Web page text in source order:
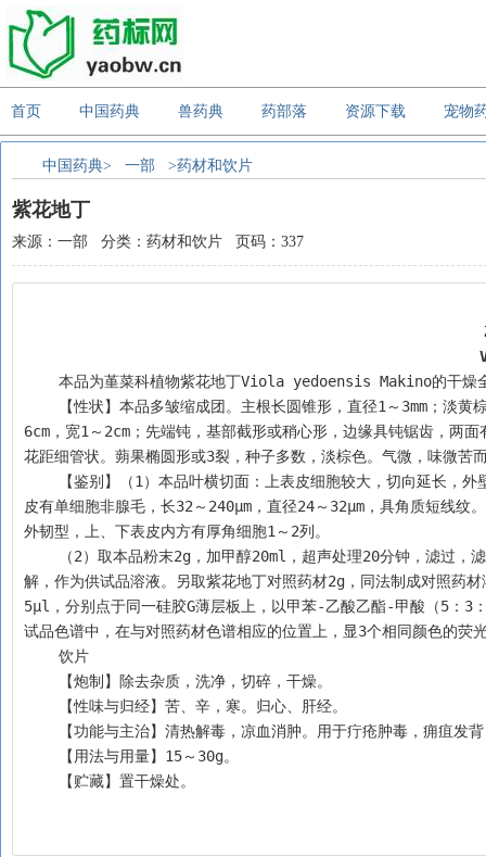
首页 中国药典 兽药典 药部落 资源下载 宠物
中国药典> 一部 >药材和饮片
紫花地丁
来源：一部 分类：药材和饮片 页码：337
本品为堇菜科植物紫花地丁Viola yedoensis Makino的干
6cm，宽1～2cm；先端钝，基部截形或稍心形，边缘具钝锯齿，两
花距细管状。蒴果椭圆形或3裂，种子多数，淡棕色。气微，味微苦
皮有单细胞非腺毛，长32～240μm，直径24～32μm，具角质短线
外韧型，上、下表皮内方有厚角细胞1～2列。
解，作为供试品溶液。另取紫花地丁对照药材2g，同法制成对照药
5μl，分别点于同一硅胶G薄层板上，以甲苯-乙酸乙酯-甲酸（5：3
试品色谱中，在与对照药材色谱相应的位置上，显3个相同颜色的荧
    饮片
    【炮制】除去杂质，洗净，切碎，干燥。
    【性味与归经】苦、辛，寒。归心、肝经。
【功能与主治】清热解毒，凉血消肿。用于疔疮肿毒，痈疽发
    【用法与用量】15～30g。
    【贮藏】置干燥处。